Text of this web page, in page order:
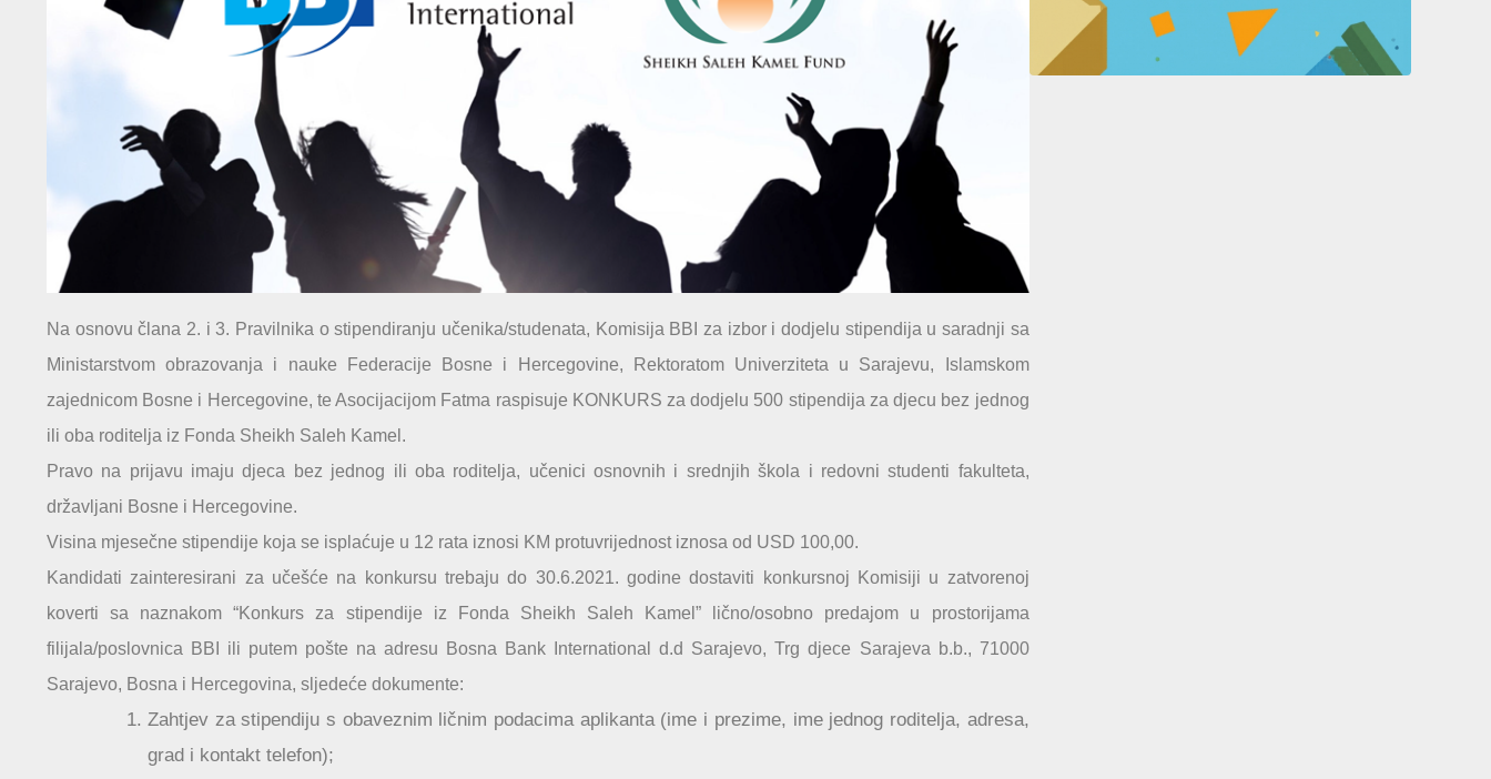
Na osnovu člana 2. i 3. Pravilnika o stipendiranju učenika/studenata, Komisija BBI za izbor i dodjelu stipendija u saradnji sa
Ministarstvom obrazovanja i nauke Federacije Bosne i Hercegovine, Rektoratom Univerziteta u Sarajevu, Islamskom
zajednicom Bosne i Hercegovine, te Asocijacijom Fatma raspisuje KONKURS za dodjelu 500 stipendija za djecu bez jednog
ili oba roditelja iz Fonda Sheikh Saleh Kamel.
Pravo na prijavu imaju djeca bez jednog ili oba roditelja, učenici osnovnih i srednjih škola i redovni studenti fakulteta,
državljani Bosne i Hercegovine.
Visina mjesečne stipendije koja se isplaćuje u 12 rata iznosi KM protuvrijednost iznosa od USD 100,00.
Kandidati zainteresirani za učešće na konkursu trebaju do 30.6.2021. godine dostaviti konkursnoj Komisiji u zatvorenoj
koverti sa naznakom “Konkurs za stipendije iz Fonda Sheikh Saleh Kamel” lično/osobno predajom u prostorijama
filijala/poslovnica BBI ili putem pošte na adresu Bosna Bank International d.d Sarajevo, Trg djece Sarajeva b.b., 71000
Sarajevo, Bosna i Hercegovina, sljedeće dokumente:
Zahtjev za stipendiju s obaveznim ličnim podacima aplikanta (ime i prezime, ime jednog roditelja, adresa,
grad i kontakt telefon);